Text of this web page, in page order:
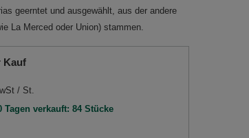
geerntet und ausgewählt, aus der andere
La Merced oder Union) stammen.
Kauf
/ St.
Tagen verkauft: 84 Stücke